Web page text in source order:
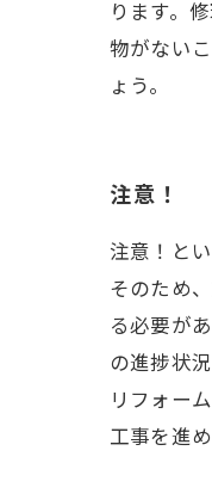
ります。
物がない
ょう。
注意！
注意！と
そのため
る必要が
の進捗状
リフォー
工事を進